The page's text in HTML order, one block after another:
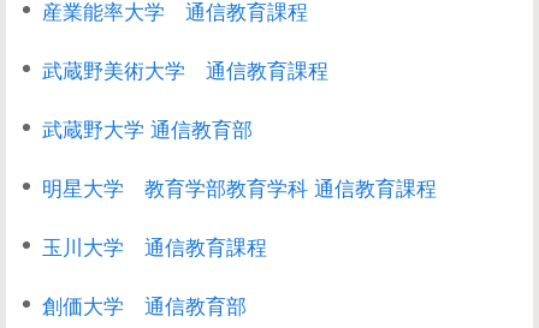
産業能率大学 通信教育課程
武蔵野美術大学 通信教育課程
武蔵野大学 通信教育部
明星大学 教育学部教育学科 通信教育課程
玉川大学 通信教育課程
創価大学 通信教育部